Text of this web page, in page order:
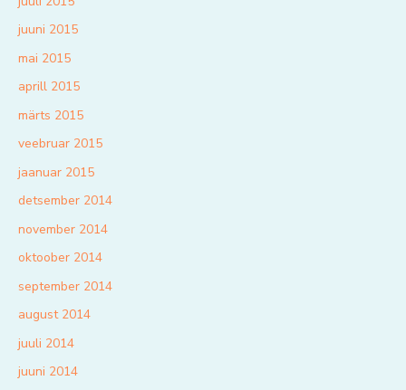
juuni 2015
mai 2015
aprill 2015
märts 2015
veebruar 2015
jaanuar 2015
detsember 2014
november 2014
oktoober 2014
september 2014
august 2014
juuli 2014
juuni 2014